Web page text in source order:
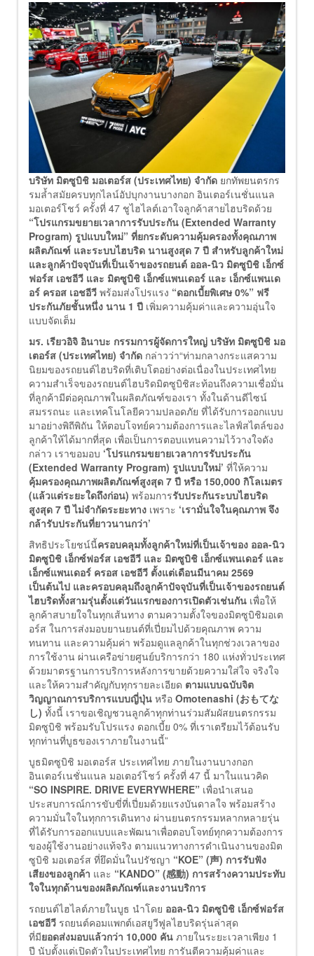
บริษัท มิตซูบิชิ มอเตอร์ส (ประเทศไทย) จำกัด ยกทัพยนตรกร
รมล้ำสมัยครบทุกไลน์อัปบุกงานบางกอก อินเตอร์เนชั่นแนล
มอเตอร์โชว์ ครั้งที่ 47 ชูไฮไลต์เอาใจลูกค้าสายไฮบริดด้วย
“โปรแกรมขยายเวลาการรับประกัน (Extended Warranty
Program) รูปแบบใหม่” ที่ยกระดับความคุ้มครองทั้งคุณภาพ
ผลิตภัณฑ์ และระบบไฮบริด นานสูงสุด 7 ปี สำหรับลูกค้าใหม่
และลูกค้าปัจจุบันที่เป็นเจ้าของรถยนต์ ออล-นิว มิตซูบิชิ เอ็กซ์
ฟอร์ส เอชอีวี และ มิตซูบิชิ เอ็กซ์แพนเดอร์ และ เอ็กซ์แพนเด
อร์ ครอส เอชอีวี พร้อมส่งโปรแรง “ดอกเบี้ยพิเศษ 0%” ฟรี
ประกันภัยชั้นหนึ่ง นาน 1 ปี เพิ่มความคุ้มค่าและความอุ่นใจ
แบบจัดเต็ม
มร. เรียวอิจิ อินาบะ กรรมการผู้จัดการใหญ่ บริษัท มิตซูบิชิ มอ
เตอร์ส (ประเทศไทย) จำกัด กล่าวว่า“ท่ามกลางกระแสความ
นิยมของรถยนต์ไฮบริดที่เติบโตอย่างต่อเนื่องในประเทศไทย
ความสำเร็จของรถยนต์ไฮบริดมิตซูบิชิสะท้อนถึงความเชื่อมั่น
ที่ลูกค้ามีต่อคุณภาพในผลิตภัณฑ์ของเรา ทั้งในด้านดีไซน์
สมรรถนะ และเทคโนโลยีความปลอดภัย ที่ได้รับการออกแบบ
มาอย่างพิถีพิถัน ให้ตอบโจทย์ความต้องการและไลฟ์สไตล์ของ
ลูกค้าให้ได้มากที่สุด เพื่อเป็นการตอบแทนความไว้วางใจดัง
กล่าว เราขอมอบ ‘โปรแกรมขยายเวลาการรับประกัน
(Extended Warranty Program) รูปแบบใหม่’ ที่ให้ความ
คุ้มครองคุณภาพผลิตภัณฑ์สูงสุด 7 ปี หรือ 150,000 กิโลเมตร
(แล้วแต่ระยะใดถึงก่อน) พร้อมการรับประกันระบบไฮบริด
สูงสุด 7 ปี ไม่จำกัดระยะทาง เพราะ ‘เรามั่นใจในคุณภาพ จึง
กล้ารับประกันที่ยาวนานกว่า’
สิทธิประโยชน์นี้ครอบคลุมทั้งลูกค้าใหม่ที่เป็นเจ้าของ ออล-นิว
มิตซูบิชิ เอ็กซ์ฟอร์ส เอชอีวี และ มิตซูบิชิ เอ็กซ์แพนเดอร์ และ
เอ็กซ์แพนเดอร์ ครอส เอชอีวี ตั้งแต่เดือนมีนาคม 2569
เป็นต้นไป และครอบคลุมถึงลูกค้าปัจจุบันที่เป็นเจ้าของรถยนต์
ไฮบริดทั้งสามรุ่นตั้งแต่วันแรกของการเปิดตัวเช่นกัน เพื่อให้
ลูกค้าสบายใจในทุกเส้นทาง ตามความตั้งใจของมิตซูบิชิมอเต
อร์ส ในการส่งมอบยานยนต์ที่เปี่ยมไปด้วยคุณภาพ ความ
ทนทาน และความคุ้มค่า พร้อมดูแลลูกค้าในทุกช่วงเวลาของ
การใช้งาน ผ่านเครือข่ายศูนย์บริการกว่า 180 แห่งทั่วประเทศ
ด้วยมาตรฐานการบริการหลังการขายด้วยความใส่ใจ จริงใจ
และให้ความสำคัญกับทุกรายละเอียด ตามแบบฉบับจิต
วิญญาณการบริการแบบญี่ปุ่น หรือ Omotenashi (おもてな
し) ทั้งนี้ เราขอเชิญชวนลูกค้าทุกท่านร่วมสัมผัสยนตรกรรม
มิตซูบิชิ พร้อมรับโปรแรง ดอกเบี้ย 0% ที่เราเตรียมไว้ต้อนรับ
ทุกท่านที่บูธของเราภายในงานนี้”
บูธมิตซูบิชิ มอเตอร์ส ประเทศไทย ภายในงานบางกอก
อินเตอร์เนชั่นแนล มอเตอร์โชว์ ครั้งที่ 47 นี้ มาในแนวคิด
“SO INSPIRE. DRIVE EVERYWHERE” เพื่อนำเสนอ
ประสบการณ์การขับขี่ที่เปี่ยมด้วยแรงบันดาลใจ พร้อมสร้าง
ความมั่นใจในทุกการเดินทาง ผ่านยนตรกรรมหลากหลายรุ่น
ที่ได้รับการออกแบบและพัฒนาเพื่อตอบโจทย์ทุกความต้องการ
ของผู้ใช้งานอย่างแท้จริง ตามแนวทางการดำเนินงานของมิต
ซูบิชิ มอเตอร์ส ที่ยึดมั่นในปรัชญา “KOE” (声) การรับฟัง
เสียงของลูกค้า และ “KANDO” (感動) การสร้างความประทับ
ใจในทุกด้านของผลิตภัณฑ์และงานบริการ
รถยนต์ไฮไลต์ภายในบูธ นำโดย ออล-นิว มิตซูบิชิ เอ็กซ์ฟอร์ส
เอชอีวี รถยนต์คอมแพกต์เอสยูวีฟูลไฮบริดรุ่นล่าสุด
ที่มียอดส่งมอบแล้วกว่า 10,000 คัน ภายในระยะเวลาเพียง 1
ปี นับตั้งแต่เปิดตัวในประเทศไทย การันตีความคุ้มค่าและ